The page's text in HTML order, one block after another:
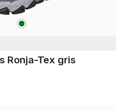
vert
Ronja-Tex gris